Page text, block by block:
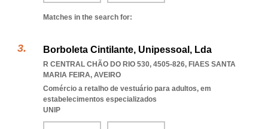
Matches in the search for:
Borboleta Cintilante, Unipessoal, Lda
R CENTRAL CHÃO DO RIO 530, 4505-826, FIAES SANTA
MARIA FEIRA, AVEIRO
Comércio a retalho de vestuário para adultos, em
estabelecimentos especializados
UNIP